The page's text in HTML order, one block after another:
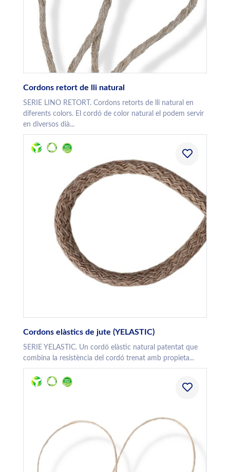
Cordons retort de lli natural
SERIE LINO RETORT. Cordons retorts de lli natural en
diferents colors. El cordó de color natural el podem servir
en diversos dià...
Cordons elàstics de jute (YELASTIC)
SERIE YELASTIC. Un cordó elàstic natural patentat que
combina la resistència del cordó trenat amb propieta...